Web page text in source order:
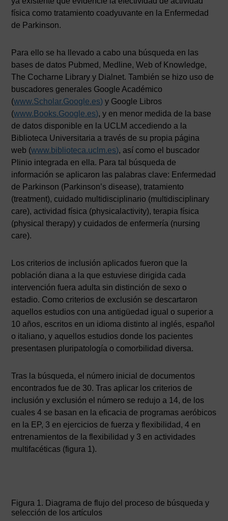
física como tratamiento coadyuvante en la Enfermedad
de Parkinson.
Para ello se ha llevado a cabo una búsqueda en las
bases de datos Pubmed, Medline, Web of Knowledge,
The Cocharne Library y Dialnet. También se hizo uso de
buscadores generales Google Académico
(www.Scholar.Google.es) y Google Libros
(www.Books.Google.es), y en menor medida de la base
de datos disponible en la UCLM accediendo a la
Biblioteca Universitaria a través de su propia página
web (www.biblioteca.uclm.es), así como el buscador
Plinio integrada en ella. Para tal búsqueda de
información se aplicaron las palabras clave: Enfermedad
de Parkinson (Parkinson’s disease), tratamiento
(treatment), cuidado multidisciplinario (multidisciplinary
care), actividad física (physicalactivity), terapia física
(physical therapy) y cuidados de enfermería (nursing
care).
Los criterios de inclusión aplicados fueron que la
población diana a la que estuviese dirigida cada
intervención fuera adulta sin distinción de sexo o
estadio. Como criterios de exclusión se descartaron
aquellos estudios con una antigüedad igual o superior a
10 años, escritos en un idioma distinto al inglés, español
o italiano, y aquellos estudios donde los pacientes
presentasen pluripatología o comorbilidad diversa.
Tras la búsqueda, el número inicial de documentos
encontrados fue de 30. Tras aplicar los criterios de
inclusión y exclusión el número se redujo a 14, de los
cuales 4 se basan en la eficacia de programas aeróbicos
en la EP, 3 en ejercicios de fuerza y flexibilidad, 4 en
entrenamientos de la flexibilidad y 3 en actividades
multifacéticas (figura 1).
Figura 1. Diagrama de flujo del proceso de búsqueda y
selección de los artículos